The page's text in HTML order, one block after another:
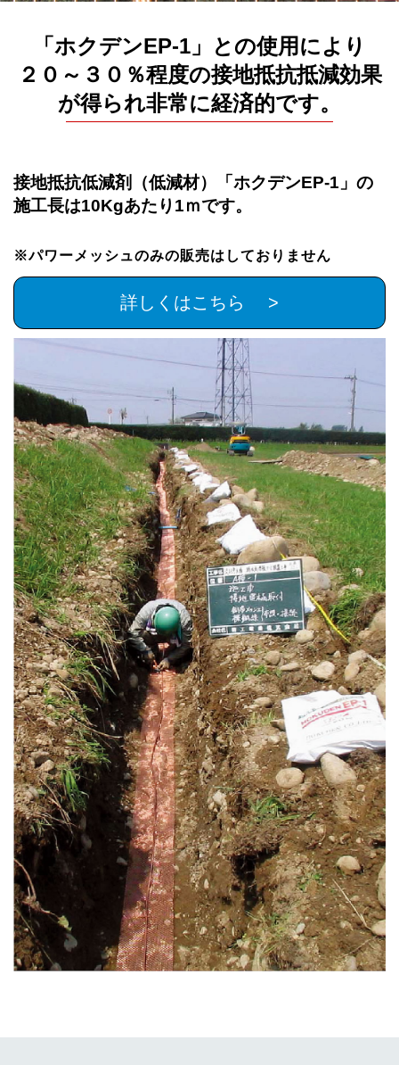
「ホクデンEP-1」との使用により
２０～３０％程度の接地抵抗抵減効果
が得られ非常に経済的です。
接地抵抗低減剤（低減材）「ホクデンEP-1」の
施工長は10Kgあたり1ｍです。
※パワーメッシュのみの販売はしておりません
詳しくはこちら >